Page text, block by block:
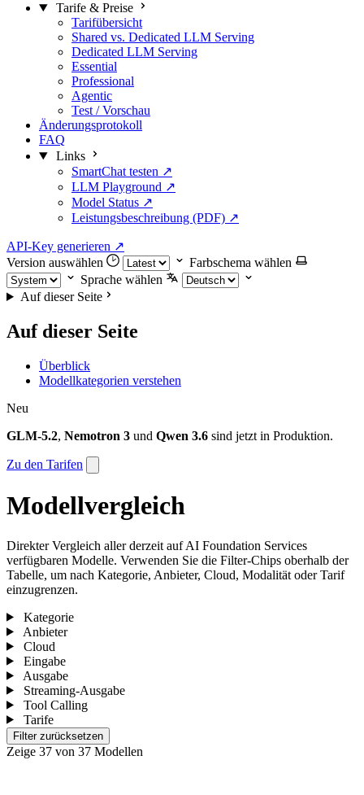
Tarife & Preise
Tarifübersicht
Shared vs. Dedicated LLM Serving
Dedicated LLM Serving
Essential
Professional
Agentic
Test / Vorschau
Änderungsprotokoll
FAQ
Links
SmartChat testen ↗
LLM Playground ↗
Model Status ↗
Leistungsbeschreibung (PDF) ↗
API-Key generieren ↗
Version auswählen
Farbschema wählen
Sprache wählen
Auf dieser Seite
Auf dieser Seite
Überblick
Modellkategorien verstehen
Neu
GLM-5.2, Nemotron 3 und Qwen 3.6 sind jetzt in Produktion.
Zu den Tarifen
Modellvergleich
Direkter Vergleich aller derzeit auf AI Foundation Services
verfügbaren Modelle. Verwenden Sie die Filter-Chips oberhalb der
Tabelle, um nach Kategorie, Anbieter, Cloud, Modalität oder Tarif
einzugrenzen.
Kategorie
Anbieter
Cloud
Eingabe
Ausgabe
Streaming-Ausgabe
Tool Calling
Tarife
Filter zurücksetzen
Zeige 37 von 37 Modellen